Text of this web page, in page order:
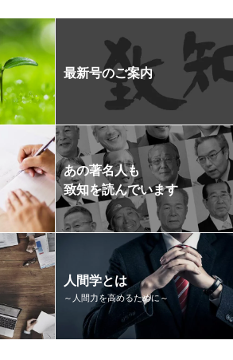
最新号のご案内
あの著名人も
致知を読んでいます
人間学とは
～人間力を高めるために～